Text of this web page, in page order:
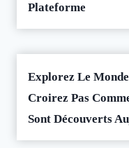
Plateforme
Explorez Le
Croirez Pas
Sont Découverts